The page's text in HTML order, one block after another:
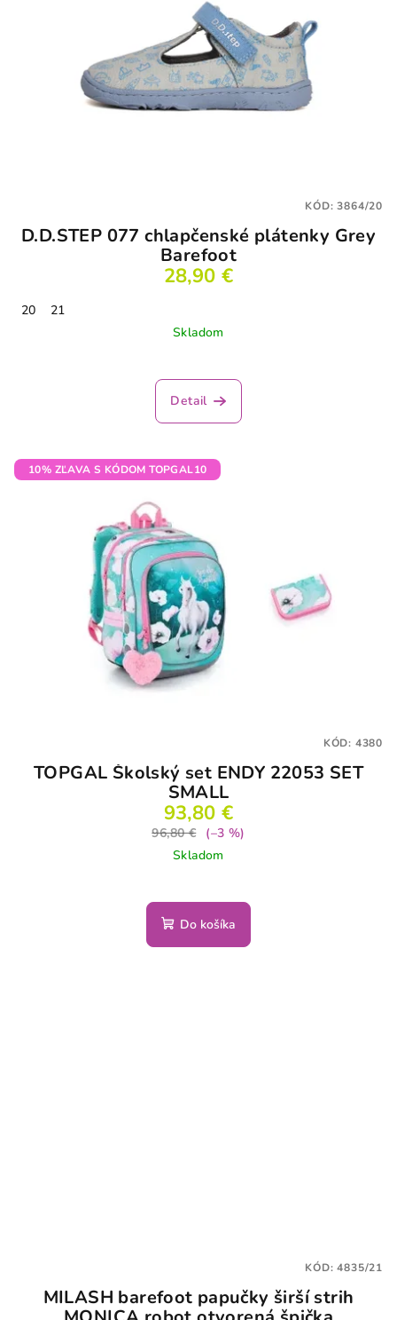
D.D.STEP 077 chlapčenské plátenky Grey
Barefoot
28,90 €
20
21
Skladom
Detail
KÓD:3864/20
10% ZĽAVA S KÓDOM TOPGAL10
TOPGAL Školský set ENDY 22053 SET
SMALL
93,80 €
96,80 €
(–3 %)
Skladom
Do košíka
KÓD: 4380
MILASH barefoot papučky širší strih
KÓD:4835/21